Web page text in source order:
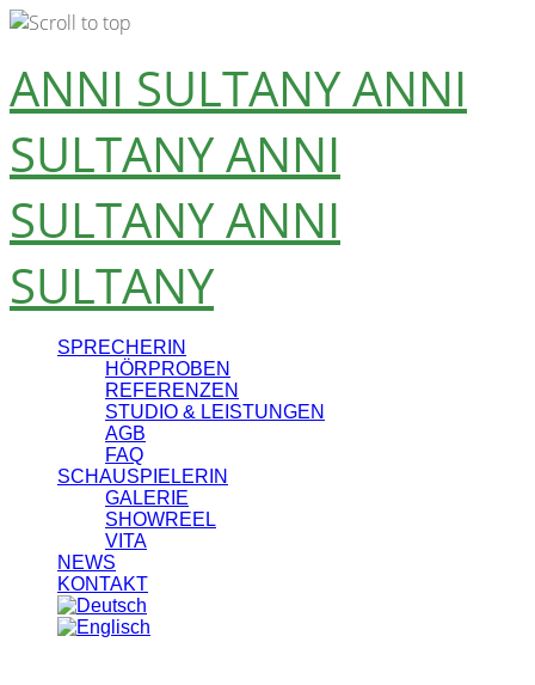
Skip
to
content
ANNI SULTANYANNI
SULTANYANNI
SULTANYANNI
SULTANY
SPRECHERIN
HÖRPROBEN
REFERENZEN
STUDIO & LEISTUNGEN
AGB
FAQ
SCHAUSPIELERIN
GALERIE
SHOWREEL
VITA
NEWS
KONTAKT